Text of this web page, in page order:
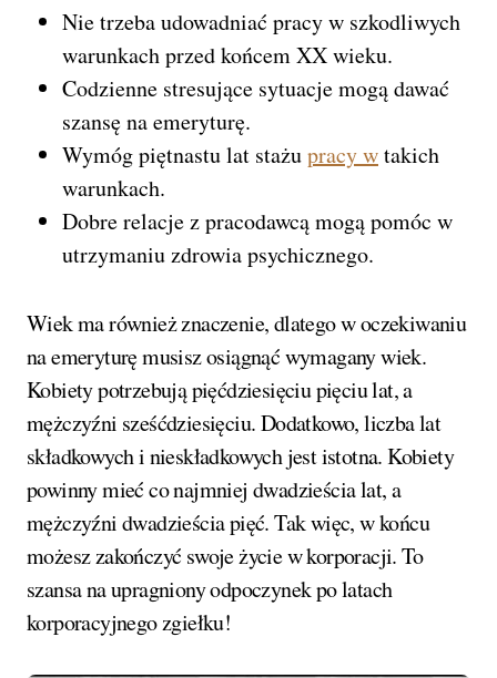
Nie trzeba udowadniać pracy w szkodliwych
warunkach przed końcem XX wieku.
Codzienne stresujące sytuacje mogą dawać
szansę na emeryturę.
Wymóg piętnastu lat stażupracy wtakich
warunkach.
Dobre relacje z pracodawcą mogą pomóc w
utrzymaniu zdrowia psychicznego.
Wiek ma również znaczenie, dlatego w oczekiwaniu
na emeryturę musisz osiągnąć wymagany wiek.
Kobiety potrzebują pięćdziesięciu pięciu lat, a
mężczyźni sześćdziesięciu. Dodatkowo, liczba lat
składkowych i nieskładkowych jest istotna. Kobiety
powinny mieć co najmniej dwadzieścia lat, a
mężczyźni dwadzieścia pięć. Tak więc, w końcu
możesz zakończyć swoje życie w korporacji. To
szansa na upragniony odpoczynek po latach
korporacyjnego zgiełku!